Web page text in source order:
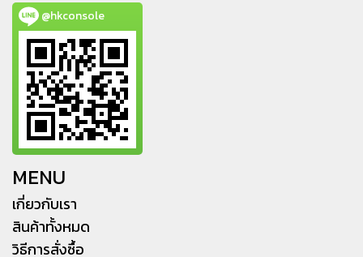
@hkconsole
MENU
เกี่ยวกับเรา
สินค้าทั้งหมด
วิธีการสั่งซื้อ